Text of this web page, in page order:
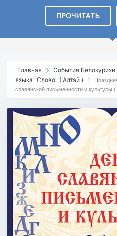
ПРОЧИТАТЬ
Главная
События Белокурихи
языка "Слово" ( Алтай )
славянской письменности и культуры